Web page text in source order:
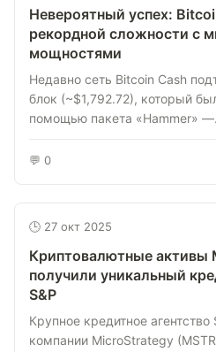
Невероятный успех:
рекордной сложности с
мощностями
Недавно сеть Bitcoin Cash
блок (~$1,792.72), который
помощью пакета «Hammer»
💬 0
🕒 27 окт 2025
Криптовалютные активы
получили уникальный
S&P
Крупное кредитное агентство
компании MicroStrategy